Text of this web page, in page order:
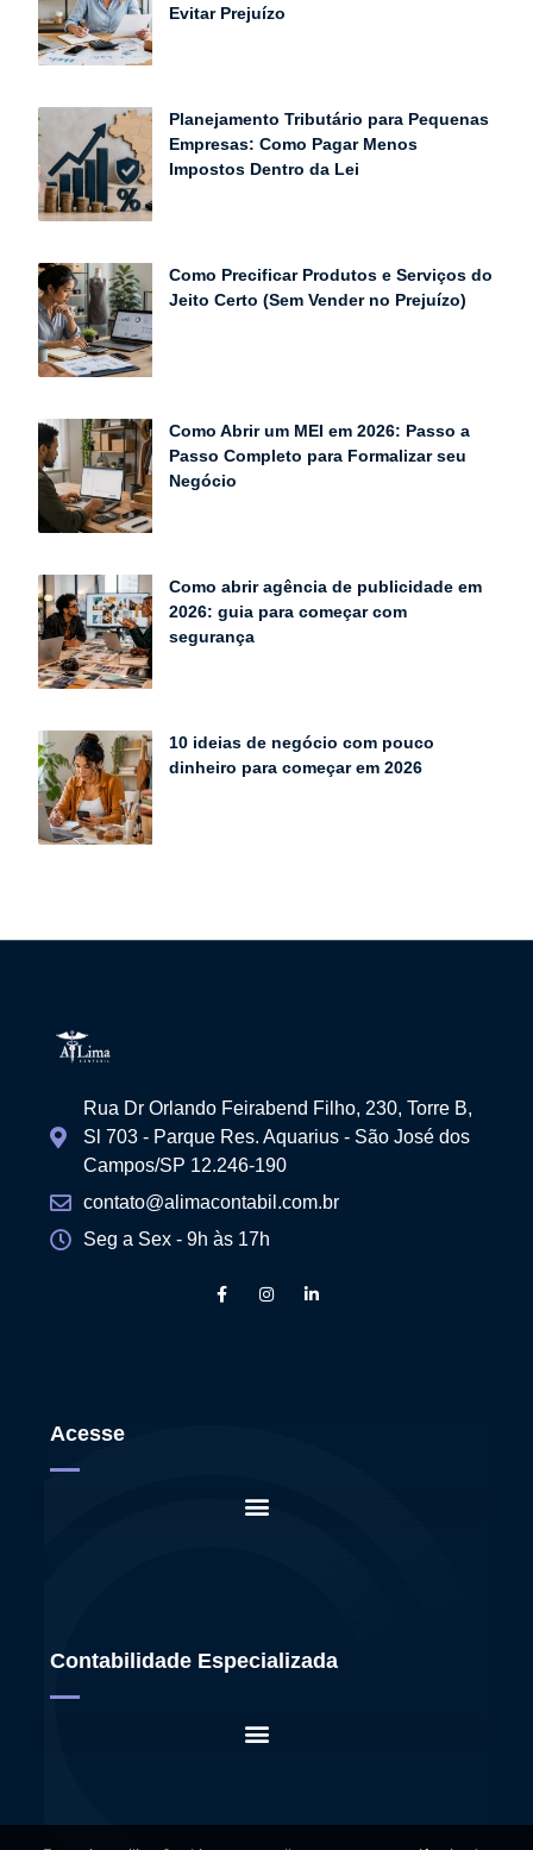
Evitar Prejuízo
Planejamento Tributário para Pequenas
Empresas: Como Pagar Menos
Impostos Dentro da Lei
Como Precificar Produtos e Serviços do
Jeito Certo (Sem Vender no Prejuízo)
Como Abrir um MEI em 2026: Passo a
Passo Completo para Formalizar seu
Negócio
Como abrir agência de publicidade em
2026: guia para começar com
segurança
10 ideias de negócio com pouco
dinheiro para começar em 2026
Rua Dr Orlando Feirabend Filho, 230, Torre B,
Sl 703 - Parque Res. Aquarius - São José dos
Campos/SP 12.246-190
contato@alimacontabil.com.br
Seg a Sex - 9h às 17h
Acesse
Contabilidade Especializada